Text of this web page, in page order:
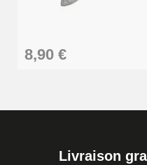
Boîte
8,90 €
Livraison